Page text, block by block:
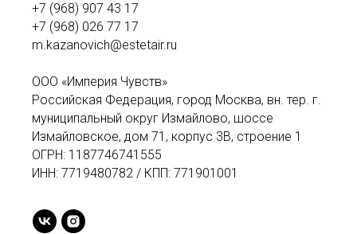
+7 (968) 907 43 17
+7 (968) 026 77 17
m.kazanovich@estetair.ru
ООО «Империя Чувств»
Российская Федерация, город Москва, вн. тер. г.
муниципальный округ Измайлово, шоссе
Измайловское, дом 71, корпус 3В, строение 1
ОГРН: 1187746741555
ИНН: 7719480782 / КПП: 771901001